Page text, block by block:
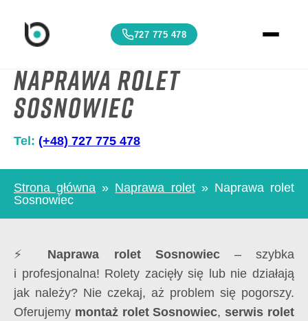
727 775 478
Naprawa rolet
Sosnowiec
Tel: (+48) 727 775 478
Strona główna » Naprawa rolet» Naprawa rolet
Sosnowiec
⚡ Naprawa rolet Sosnowiec– szybka
i profesjonalna! Rolety zacięły się lub nie działają
jak należy? Nie czekaj, aż problem się pogorszy.
Oferujemy montaż rolet Sosnowiec,serwis rolet